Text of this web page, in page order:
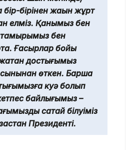
бір-бірінен жақын жұрт
елміз. Қанымыз бен
бен
Ғасырлар бойы
достығымыз
сынынан өткен. Барша
куә болып
байлығымыз –
сақтай білуіміз
Президенті.